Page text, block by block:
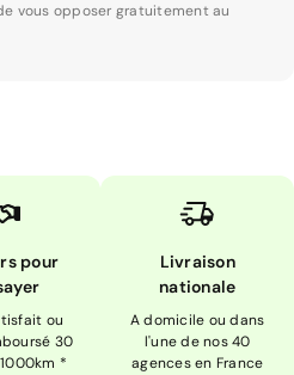
vous opposer gratuitement au
pour
ou
30
*
Livraison
nationale
A domicile ou dans
l'une de nos 40
agences en France